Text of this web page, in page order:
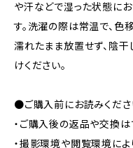
や汗などで湿った状態に
す。洗濯の際は常温で、色
濡れたまま放置せず、陰干
けください。
●ご購入前にお読みくださ
・ご購入後の返品や交換は
・撮影環境や閲覧環境に